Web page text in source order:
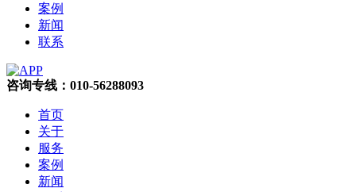
案例
新闻
联系
咨询专线：010-56288093
首页
关于
服务
案例
新闻